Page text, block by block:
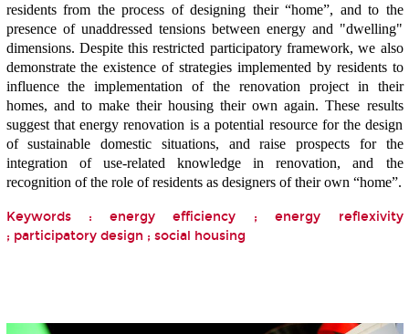
residents from the process of designing their “home”, and to the
presence of unaddressed tensions between energy and "dwelling"
dimensions. Despite this restricted participatory framework, we also
demonstrate the existence of strategies implemented by residents to
influence the implementation of the renovation project in their
homes, and to make their housing their own again. These results
suggest that energy renovation is a potential resource for the design
of sustainable domestic situations, and raise prospects for the
integration of use-related knowledge in renovation, and the
recognition of the role of residents as designers of their own “home”.
Keywords : energy efficiency ; energy reflexivity
; participatory design ; social housing